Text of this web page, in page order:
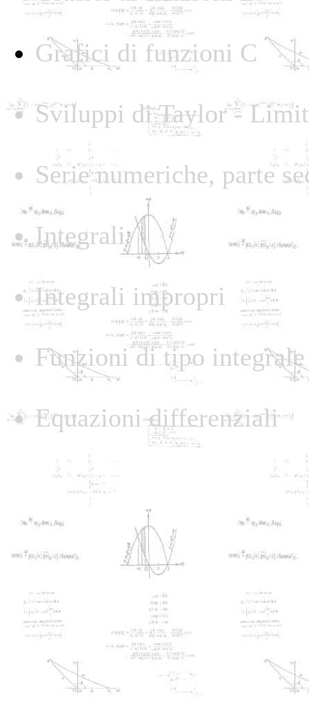
Grafici di funzioni C
Sviluppi di Taylor -
Serie numeriche, parte
Integrali
Integrali impropri
Funzioni di tipo integrale
Equazioni differenziali